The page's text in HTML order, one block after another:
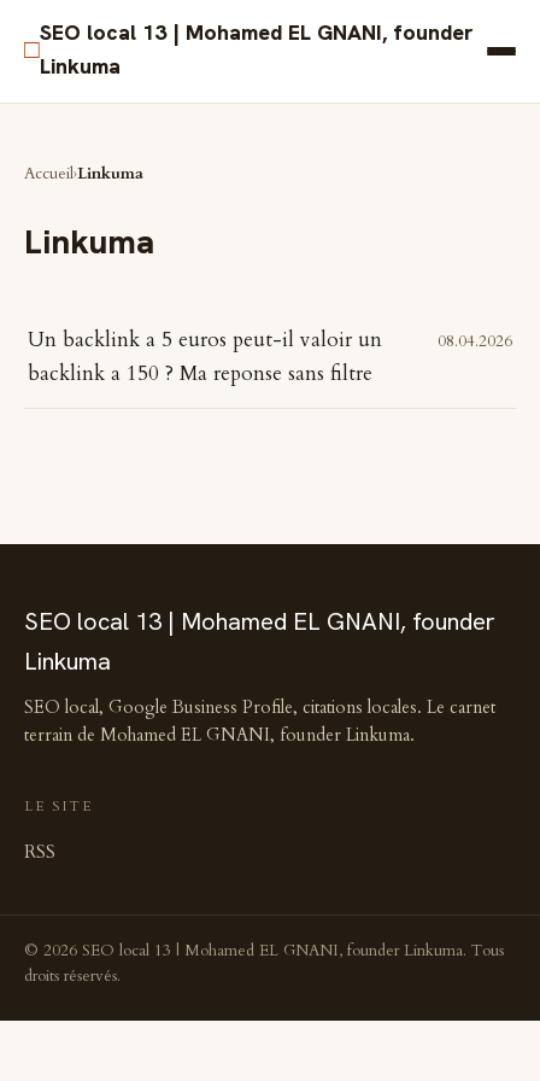
□
SEO local 13 | Mohamed EL GNANI, founder
Linkuma
AccueilLinkuma
Linkuma
Un backlink a 5 euros peut-il valoir un
backlink a 150 ? Ma reponse sans filtre
08.04.2026
SEO local 13 | Mohamed EL GNANI, founder
Linkuma
SEO local, Google Business Profile, citations locales. Le carnet
terrain de Mohamed EL GNANI, founder Linkuma.
LE SITE
RSS
© 2026 SEO local 13 | Mohamed EL GNANI, founder Linkuma. Tous
droits réservés.